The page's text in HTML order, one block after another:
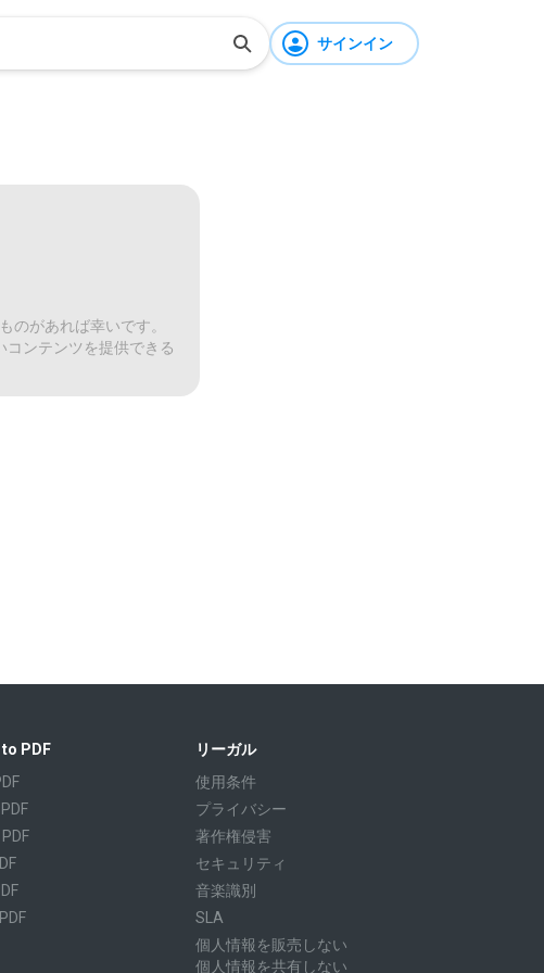
サインイン
のがあれば幸いです。
ンテンツを提供できる
PDF
リーガル
使用条件
プライバシー
著作権侵害
セキュリティ
音楽識別
SLA
個人情報を販売しない
個人情報を共有しない